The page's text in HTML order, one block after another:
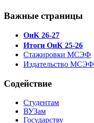
Важные страницы
ОиК 26-27
Итоги ОиК 25-26
Стажировки МСЭФ
Издательство МСЭФ
Содействие
Студентам
ВУЗам
Государству